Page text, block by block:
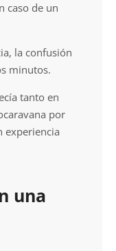
caso de un
la confusión
minutos.
tanto en
por
experiencia
una